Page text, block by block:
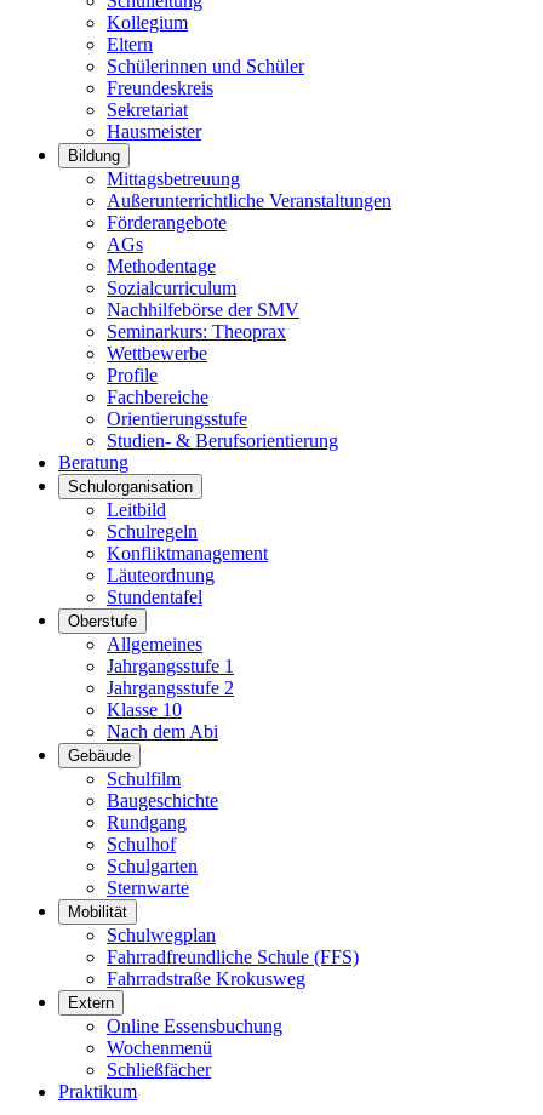
Kollegium
Eltern
Schülerinnen und Schüler
Freundeskreis
Sekretariat
Hausmeister
Bildung
Mittagsbetreuung
Außerunterrichtliche Veranstaltungen
Förderangebote
AGs
Methodentage
Sozialcurriculum
Nachhilfebörse der SMV
Seminarkurs: Theoprax
Wettbewerbe
Profile
Fachbereiche
Orientierungsstufe
Studien- & Berufsorientierung
Beratung
Schulorganisation
Leitbild
Schulregeln
Konfliktmanagement
Läuteordnung
Stundentafel
Oberstufe
Allgemeines
Jahrgangsstufe 1
Jahrgangsstufe 2
Klasse 10
Nach dem Abi
Gebäude
Schulfilm
Baugeschichte
Rundgang
Schulhof
Schulgarten
Sternwarte
Mobilität
Schulwegplan
Fahrradfreundliche Schule (FFS)
Fahrradstraße Krokusweg
Extern
Online Essensbuchung
Wochenmenü
Schließfächer
Praktikum